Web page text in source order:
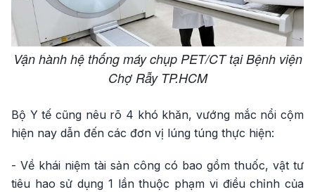
Vận hành hệ thống máy chụp PET/CT tại Bệnh viện
Chợ Rẫy TP.HCM
Bộ Y tế cũng nêu rõ 4 khó khăn, vướng mắc nổi cộm
hiện nay dẫn đến các đơn vị lúng túng thực hiện:
- Về khái niệm tài sản công có bao gồm thuốc, vật tư
tiêu hao sử dụng 1 lần thuộc phạm vi điều chỉnh của